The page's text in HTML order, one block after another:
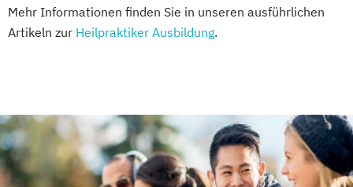
Mehr Informationen finden Sie in unseren ausführlichen
Artikeln zur Heilpraktiker Ausbildung.